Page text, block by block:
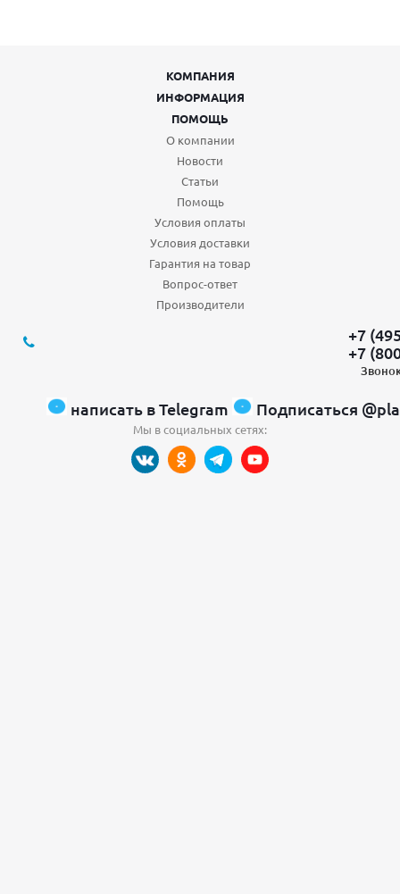
КОМПАНИЯ
ИНФОРМАЦИЯ
ПОМОЩЬ
О компании
Новости
Статьи
Помощь
Условия оплаты
Условия доставки
Гарантия на товар
Вопрос-ответ
Производители
+7
+7
написать в Telegram Подписаться
Мы в социальных сетях: